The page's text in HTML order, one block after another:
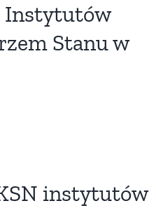
Instytutów
Stanu w
instytutów